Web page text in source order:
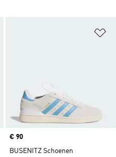
Price
€ 90
BUSENITZ Schoenen